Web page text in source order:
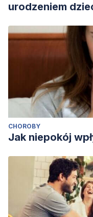
urodzeniem
CHOROBY
Jak niepokój